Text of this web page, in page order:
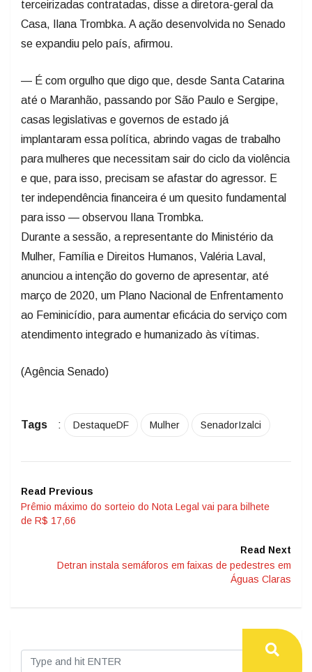
terceirizadas contratadas, disse a diretora-geral da
Casa, Ilana Trombka. A ação desenvolvida no Senado
se expandiu pelo país, afirmou.
— É com orgulho que digo que, desde Santa Catarina
até o Maranhão, passando por São Paulo e Sergipe,
casas legislativas e governos de estado já
implantaram essa política, abrindo vagas de trabalho
para mulheres que necessitam sair do ciclo da violência
e que, para isso, precisam se afastar do agressor. E
ter independência financeira é um quesito fundamental
para isso — observou Ilana Trombka.
Durante a sessão, a representante do Ministério da
Mulher, Família e Direitos Humanos, Valéria Laval,
anunciou a intenção do governo de apresentar, até
março de 2020, um Plano Nacional de Enfrentamento
ao Feminicídio, para aumentar eficácia do serviço com
atendimento integrado e humanizado às vítimas.
(Agência Senado)
Tags : DestaqueDF Mulher SenadorIzalci
Read Previous
Prêmio máximo do sorteio do Nota Legal vai para bilhete
de R$ 17,66
Read Next
Detran instala semáforos em faixas de pedestres em
Águas Claras